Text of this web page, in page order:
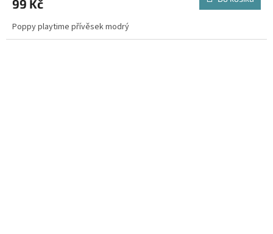
99 Kč
Poppy playtime přívěsek modrý